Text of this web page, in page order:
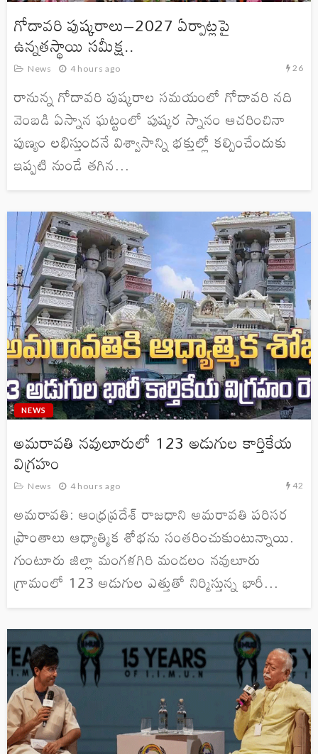
గోదావరి పుష్కరాలు–2027 ఏర్పాట్లపై
ఉన్నతస్థాయి సమీక్ష..
News 4 hours ago 26
రానున్న గోదావరి పుష్కరాల సమయంలో గోదావరి నది
వెంబడి ఏస్నాన ఘట్టంలో పుష్కర స్నానం ఆచరించినా
పుణ్యం లభిస్తుందనే విశ్వాసాన్ని భక్తుల్లో కల్పించేందుకు
ఇప్పటి నుండే తగిన...
NEWS
అమరావతి నవులూరులో 123 అడుగుల కార్తికేయ
విగ్రహం
News 4 hours ago 42
అమరావతి: ఆంధ్రప్రదేశ్ రాజధాని అమరావతి పరిసర
ప్రాంతాలు ఆధ్యాత్మిక శోభను సంతరించుకుంటున్నాయి.
గుంటూరు జిల్లా మంగళగిరి మండలం నవులూరు
గ్రామంలో 123 అడుగుల ఎత్తుతో నిర్మిస్తున్న భారీ...